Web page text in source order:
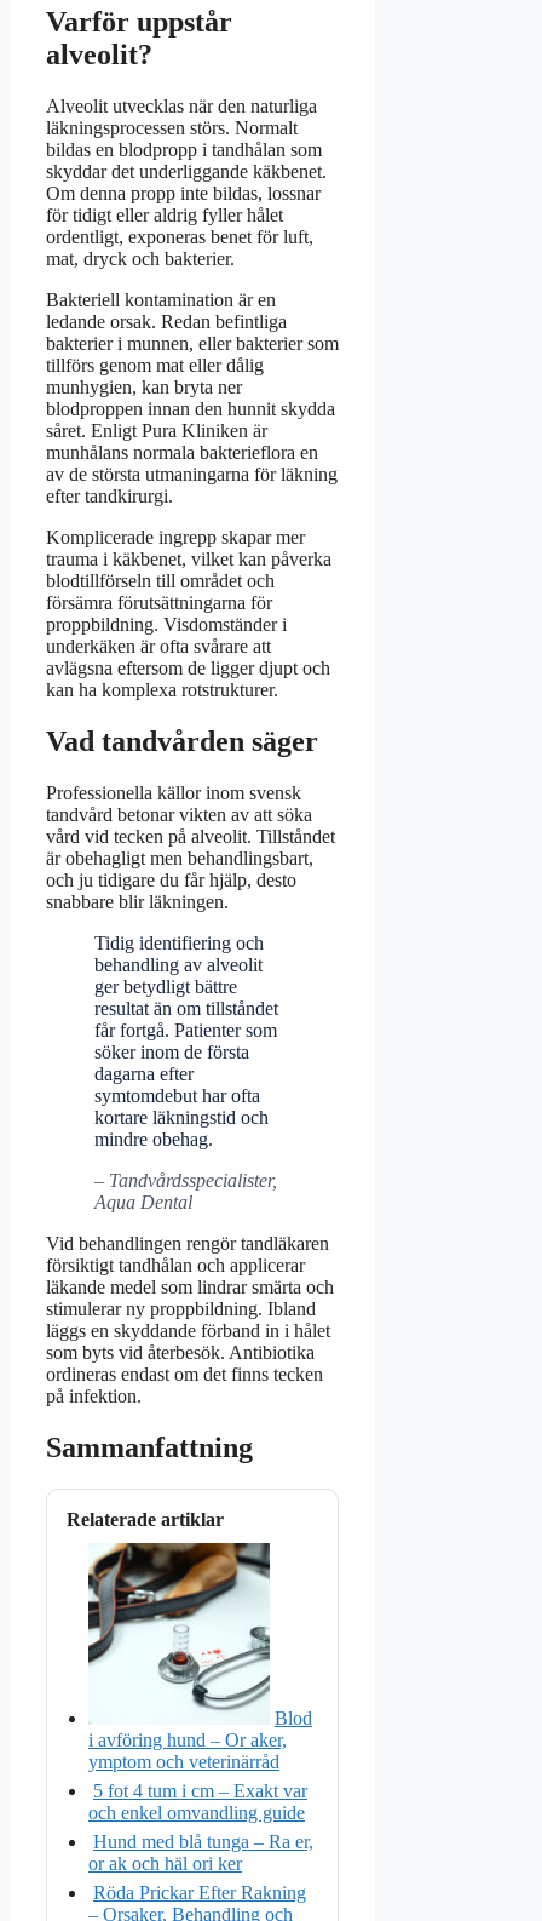
Varför uppstår
alveolit?
Alveolit utvecklas när den naturliga
läkningsprocessen störs. Normalt
bildas en blodpropp i tandhålan som
skyddar det underliggande käkbenet.
Om denna propp inte bildas, lossnar
för tidigt eller aldrig fyller hålet
ordentligt, exponeras benet för luft,
mat, dryck och bakterier.
Bakteriell kontamination är en
ledande orsak. Redan befintliga
bakterier i munnen, eller bakterier som
tillförs genom mat eller dålig
munhygien, kan bryta ner
blodproppen innan den hunnit skydda
såret. Enligt Pura Kliniken är
munhålans normala bakterieflora en
av de största utmaningarna för läkning
efter tandkirurgi.
Komplicerade ingrepp skapar mer
trauma i käkbenet, vilket kan påverka
blodtillförseln till området och
försämra förutsättningarna för
proppbildning. Visdomständer i
underkäken är ofta svårare att
avlägsna eftersom de ligger djupt och
kan ha komplexa rotstrukturer.
Vad tandvården säger
Professionella källor inom svensk
tandvård betonar vikten av att söka
vård vid tecken på alveolit. Tillståndet
är obehagligt men behandlingsbart,
och ju tidigare du får hjälp, desto
snabbare blir läkningen.
Tidig identifiering och
behandling av alveolit
ger betydligt bättre
resultat än om tillståndet
får fortgå. Patienter som
söker inom de första
dagarna efter
symtomdebut har ofta
kortare läkningstid och
mindre obehag.
– Tandvårdsspecialister,
Aqua Dental
Vid behandlingen rengör tandläkaren
försiktigt tandhålan och applicerar
läkande medel som lindrar smärta och
stimulerar ny proppbildning. Ibland
läggs en skyddande förband in i hålet
som byts vid återbesök. Antibiotika
ordineras endast om det finns tecken
på infektion.
Sammanfattning
Relaterade artiklar
Blod
i avföring hund – Or aker,
ymptom och veterinärråd
5 fot 4 tum i cm – Exakt var
och enkel omvandling guide
Hund med blå tunga – Ra er,
or ak och häl ori ker
Röda Prickar Efter Rakning
– Orsaker, Behandling och